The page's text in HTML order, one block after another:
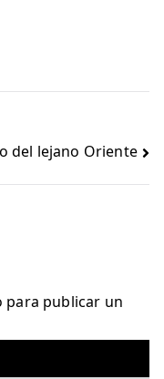
del lejano Oriente
para publicar un